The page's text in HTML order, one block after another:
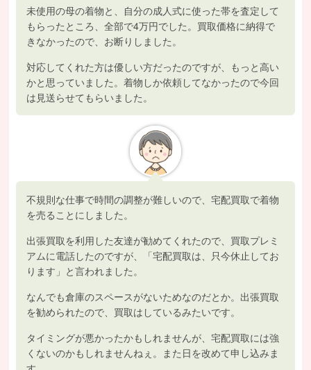
未使用の母の着物と、自分の成人式に使った帯を査定して
もらったところ、全部で4万円でした。買取価格に納得で
きなかったので、お断りしました。
対応してくれた方は優しい方だったのですが、もっと高い
かと思っていました。着物しか依頼してなかったので今回
は見送らせてもらいました。
不規則な仕事で時間の調整が難しいので、宅配買取で着物
を売ることにしました。
出張買取を利用した友達が勧めてくれたので、買取プレミ
アムに電話したのですが、「宅配買取は、只今休止してお
ります」と言われました。
なんでも倉庫のスペースがないためなのだとか。出張買取
を勧められたので、買取はしているみたいです。
タイミングが悪かったかもしれませんが、宅配買取には強
くないのかもしれませんねぇ。また日を改めて申し込みま